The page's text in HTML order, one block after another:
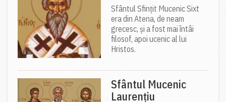
Sfântul Sfințit Mucenic Sixt
era din Atena, de neam
grecesc, și a fost mai întâi
filosof, apoi ucenic al lui
Hristos.
Sfântul Mucenic
Laurențiu